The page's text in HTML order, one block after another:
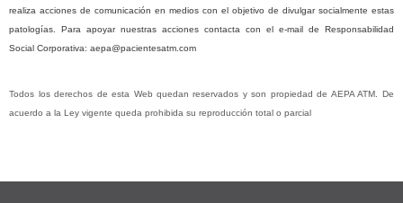
realiza acciones de comunicación en medios con el objetivo de divulgar socialmente estas
patologías. Para apoyar nuestras acciones contacta con el e-mail de Responsabilidad
Social Corporativa: aepa@pacientesatm.com
Todos los derechos de esta Web quedan reservados y son propiedad de AEPA ATM. De
acuerdo a la Ley vigente queda prohibida su reproducción total o parcial